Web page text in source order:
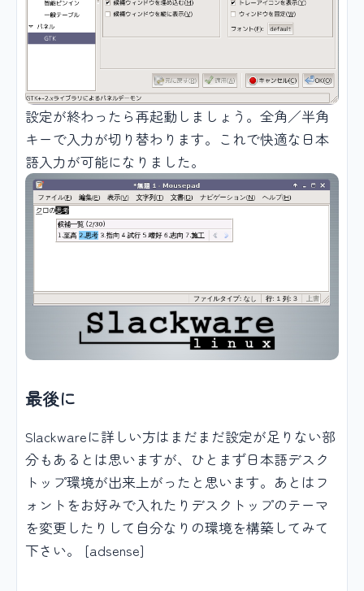
設定が終わったら再起動しましょう。全角／半角
キーで入力が切り替わります。これで快適な日本
語入力が可能になりました。
最後に
Slackwareに詳しい方はまだまだ設定が足りない部
分もあるとは思いますが、ひとまず日本語デスク
トップ環境が出来上がったと思います。あとはフ
ォントをお好みで入れたりデスクトップのテーマ
を変更したりして自分なりの環境を構築してみて
下さい。 [adsense]